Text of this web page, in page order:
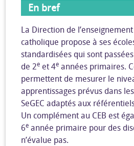
En bref
La Direction de
catholique propose à ses
standardisées qui sont
de 2e et 4e années primaires.
permettent de mesurer le
apprentissages prévus dans
SeGEC adaptés aux
Un complément au CEB est
6e année primaire pour des
n’évalue pas.